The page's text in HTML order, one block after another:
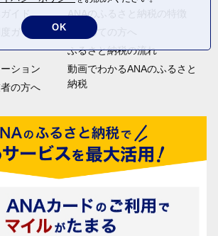
イド
ガイド
ション
の方へ
ANAのふるさと納税の特徴
はじめての方へ
ふるさと納税の流れ
動画でわかるANAのふるさと
納税
OK